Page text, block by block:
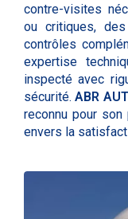
contre-visites
ou critiques,
contrôles
expertise
inspecté avec
sécurité.ABR
reconnu pour
envers la